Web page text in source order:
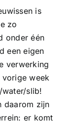
is
zo
onder één
een eigen
verwerking
week
slib!
daarom zijn
er komt